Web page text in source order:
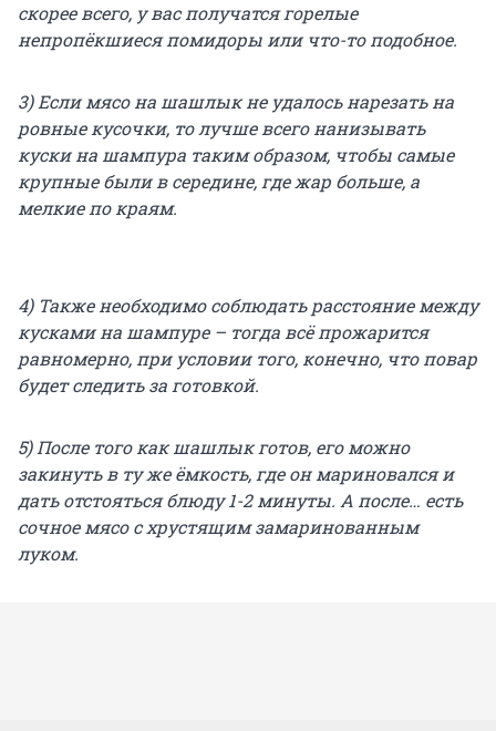
скорее всего, у вас получатся горелые
непропёкшиеся помидоры или что-то подобное.
3) Если мясо на шашлык не удалось нарезать на
ровные кусочки, то лучше всего нанизывать
куски на шампура таким образом, чтобы самые
крупные были в середине, где жар больше, а
мелкие по краям.
4) Также необходимо соблюдать расстояние между
кусками на шампуре – тогда всё прожарится
равномерно, при условии того, конечно, что повар
будет следить за готовкой.
5) После того как шашлык готов, его можно
закинуть в ту же ёмкость, где он мариновался и
дать отстояться блюду 1-2 минуты. А после… есть
сочное мясо с хрустящим замаринованным
луком.